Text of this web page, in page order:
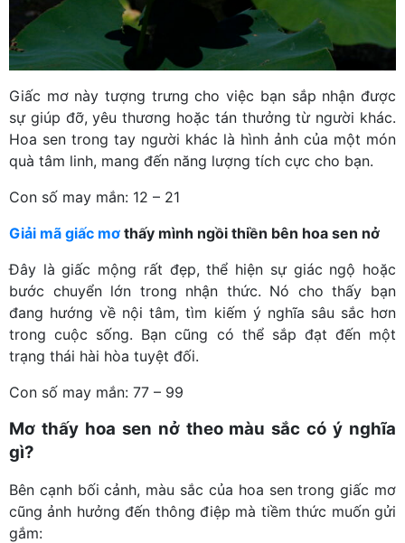
Giấc mơ này tượng trưng cho việc bạn sắp nhận được
sự giúp đỡ, yêu thương hoặc tán thưởng từ người khác.
Hoa sen trong tay người khác là hình ảnh của một món
quà tâm linh, mang đến năng lượng tích cực cho bạn.
Con số may mắn: 12 – 21
Giải mã giấc mơ thấy mình ngồi thiền bên hoa sen nở
Đây là giấc mộng rất đẹp, thể hiện sự giác ngộ hoặc
bước chuyển lớn trong nhận thức. Nó cho thấy bạn
đang hướng về nội tâm, tìm kiếm ý nghĩa sâu sắc hơn
trong cuộc sống. Bạn cũng có thể sắp đạt đến một
trạng thái hài hòa tuyệt đối.
Con số may mắn: 77 – 99
Mơ thấy hoa sen nở theo màu sắc có ý nghĩa
gì?
Bên cạnh bối cảnh, màu sắc của hoa sen trong giấc mơ
cũng ảnh hưởng đến thông điệp mà tiềm thức muốn gửi
gắm: